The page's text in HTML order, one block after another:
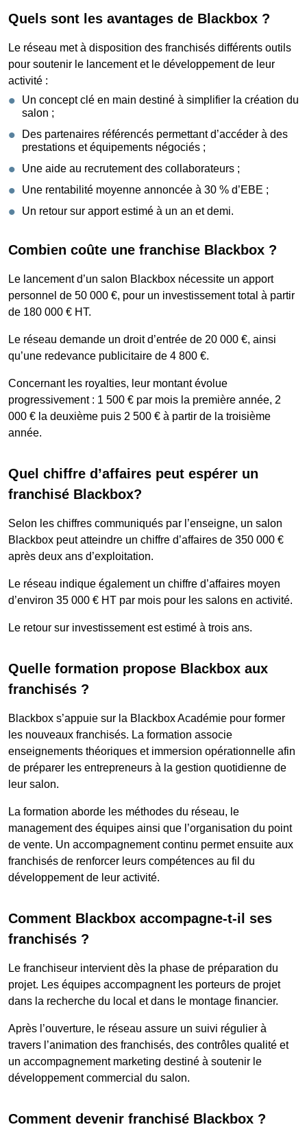
Quels sont les avantages de Blackbox ?
Le réseau met à disposition des franchisés différents outils
pour soutenir le lancement et le développement de leur
activité :
Un concept clé en main destiné à simplifier la création du
salon ;
Des partenaires référencés permettant d’accéder à des
prestations et équipements négociés ;
Une aide au recrutement des collaborateurs ;
Une rentabilité moyenne annoncée à 30 % d’EBE ;
Un retour sur apport estimé à un an et demi.
Combien coûte une franchise Blackbox ?
Le lancement d’un salon Blackbox nécessite un apport
personnel de 50 000 €, pour un investissement total à partir
de 180 000 € HT.
Le réseau demande un droit d’entrée de 20 000 €, ainsi
qu’une redevance publicitaire de 4 800 €.
Concernant les royalties, leur montant évolue
progressivement : 1 500 € par mois la première année, 2
000 € la deuxième puis 2 500 € à partir de la troisième
année.
Quel chiffre d’affaires peut espérer un
franchisé Blackbox?
Selon les chiffres communiqués par l’enseigne, un salon
Blackbox peut atteindre un chiffre d’affaires de 350 000 €
après deux ans d’exploitation.
Le réseau indique également un chiffre d’affaires moyen
d’environ 35 000 € HT par mois pour les salons en activité.
Le retour sur investissement est estimé à trois ans.
Quelle formation propose Blackbox aux
franchisés ?
Blackbox s’appuie sur la Blackbox Académie pour former
les nouveaux franchisés. La formation associe
enseignements théoriques et immersion opérationnelle afin
de préparer les entrepreneurs à la gestion quotidienne de
leur salon.
La formation aborde les méthodes du réseau, le
management des équipes ainsi que l’organisation du point
de vente. Un accompagnement continu permet ensuite aux
franchisés de renforcer leurs compétences au fil du
développement de leur activité.
Comment Blackbox accompagne-t-il ses
franchisés ?
Le franchiseur intervient dès la phase de préparation du
projet. Les équipes accompagnent les porteurs de projet
dans la recherche du local et dans le montage financier.
Après l’ouverture, le réseau assure un suivi régulier à
travers l’animation des franchisés, des contrôles qualité et
un accompagnement marketing destiné à soutenir le
développement commercial du salon.
Comment devenir franchisé Blackbox ?